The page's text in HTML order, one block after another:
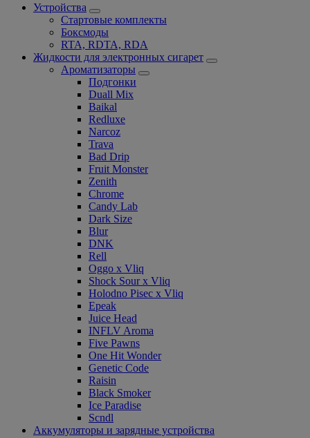
Устройства
Стартовые комплекты
Боксмоды
RTA, RDTA, RDA
Жидкости для электронных сигарет
Ароматизаторы
Подгонки
Duall Mix
Baikal
Redluxe
Narcoz
Trava
Bad Drip
Fruit Monster
Zenith
Chrome
Candy Lab
Dark Size
Blur
DNK
Rell
Oggo x Vliq
Shock Sour x Vliq
Holodno Pisec x Vliq
Epeak
Juice Head
INFLV Aroma
Five Pawns
One Hit Wonder
Genetic Code
Raisin
Black Smoker
Ice Paradise
Scndl
Аккумуляторы и зарядные устройства